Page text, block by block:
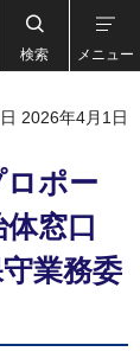
検索 メニュー
2026年4月1日
ロポー
窓口
業務委